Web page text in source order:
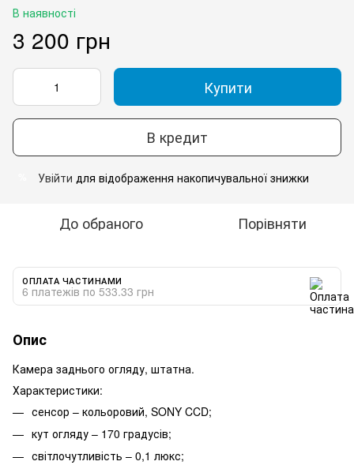
В наявності
3 200 грн
Купити
В кредит
Увійти для відображення накопичувальної знижки
До обраного Порівняти
ОПЛАТА ЧАСТИНАМИ
6 платежів по 533.33 грн
Опис
Камера заднього огляду, штатна.
Характеристики:
сенсор – кольоровий, SONY CCD;
кут огляду – 170 градусів;
світлочутливість – 0,1 люкс;